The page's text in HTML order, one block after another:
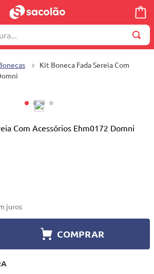
Kit Boneca Fada Sereia Com
Com Acessórios Ehm0172 Domni
juros
COMPRAR
º
4º
toalha
10
quadriciclo